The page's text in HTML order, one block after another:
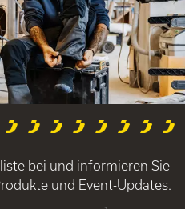
bei und informieren Sie
und Event-Updates.